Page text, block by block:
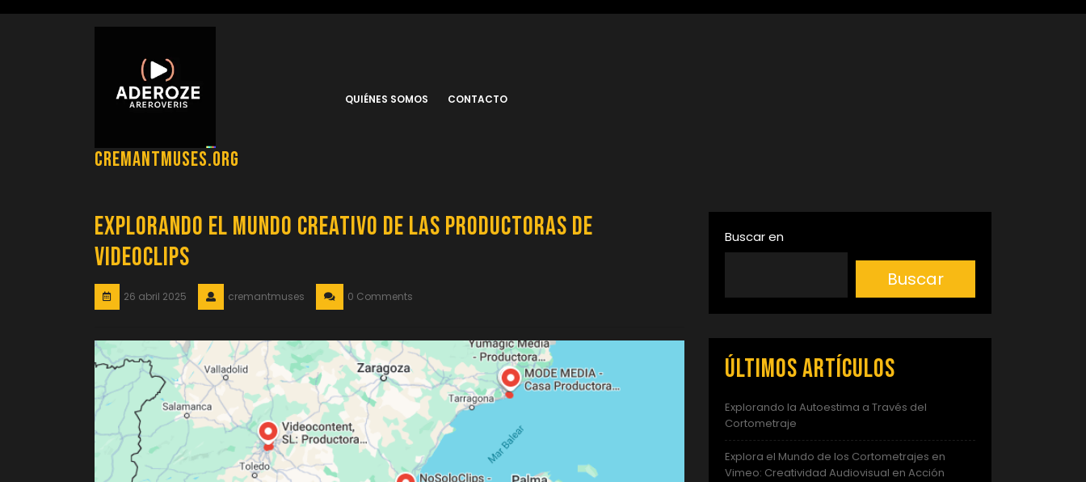
cremantmuses.org
QUIÉNES SOMOS CONTACTO
Explorando el Mundo Creativo de las Productoras de
Videoclips
26 abril 2025 cremantmuses 0 Comments
Buscar en
Buscar
Últimos artículos
Explorando la Autoestima a Través del
Cortometraje
Explora el Mundo de los Cortometrajes en
Vimeo: Creatividad Audiovisual en Acción